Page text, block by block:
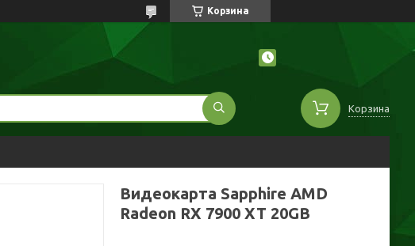
Корзина
Корзина
Видеокарта Sapphire AMD
Radeon RX 7900 XT 20GB